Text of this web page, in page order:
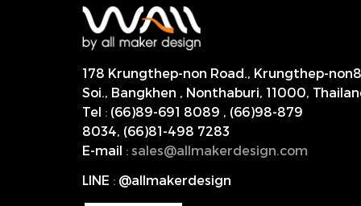
178 Krungthep-non Road., Krungthep-non8
Soi., Bangkhen , Nonthaburi, 11000,
Tel : (66)89-691 8089 , (66)98-879
8034, (66)81-498 7283
E-mail : sales@allmakerdesign.com
LINE : @allmakerdesign